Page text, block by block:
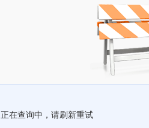
正在查询中，请刷新重试